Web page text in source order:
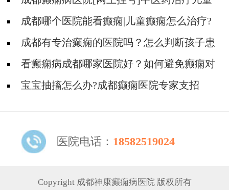
癫痫的费用是多少?
成都哪个医院能看癫痫|儿童癫痫怎么治疗?
成都有专治癫痫的医院吗？怎么判断孩子患
了癫痫？
看癫痫病成都哪家医院好？如何避免癫痫对
孩子的危害？
宝宝抽搐怎么办?成都癫痫医院专家支招
医院电话： 18582519024
Copyright 成都神康癫痫病医院 版权所有